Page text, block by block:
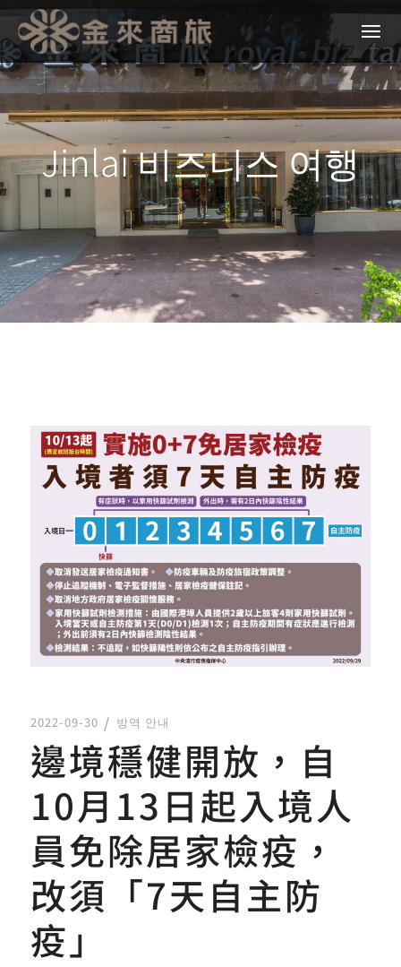
Jinlai 비즈니스 여행
2022-09-30 방역 안내
邊境穩健開放，自
10月13日起入境人
員免除居家檢疫，
改須「7天自主防
疫」